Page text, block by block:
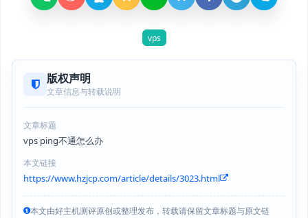
vps
版权声明
文章信息与转载说明
文章标题
vps ping不通怎么办
本文链接
https://www.hzjcp.com/article/details/3023.html
本文由好主机测评原创或整理发布，转载请保留文章标题与原文链